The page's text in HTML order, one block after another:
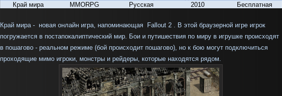
Край мира
MMORPG Русская 2010 Бесплатная
Край мира - новая онлайн игра, напоминающая Fallout 2 . В этой браузерной игре игрок
погружается в постапокалиптический мир. Бои и путишествия по миру в игрушке происходят
в пошагово - реальном режиме (бой происходит пошагово), но к бою могут подключиться
проходящие мимо игроки, монстры и рейдеры, которые находятся рядом.